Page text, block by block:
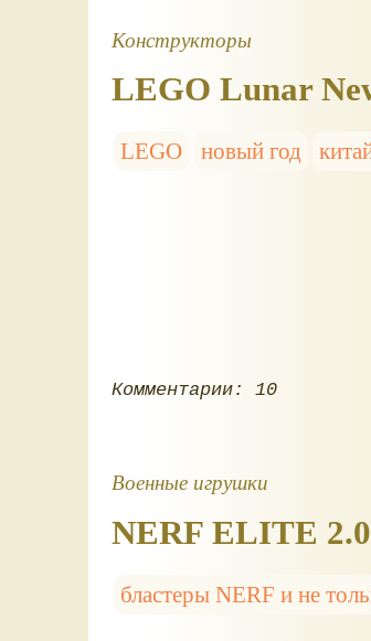
Конструкторы
LEGO Lunar
LEGO новый год
Комментарии: 10
Военные игрушки
NERF ELITE
бластеры NERF и не